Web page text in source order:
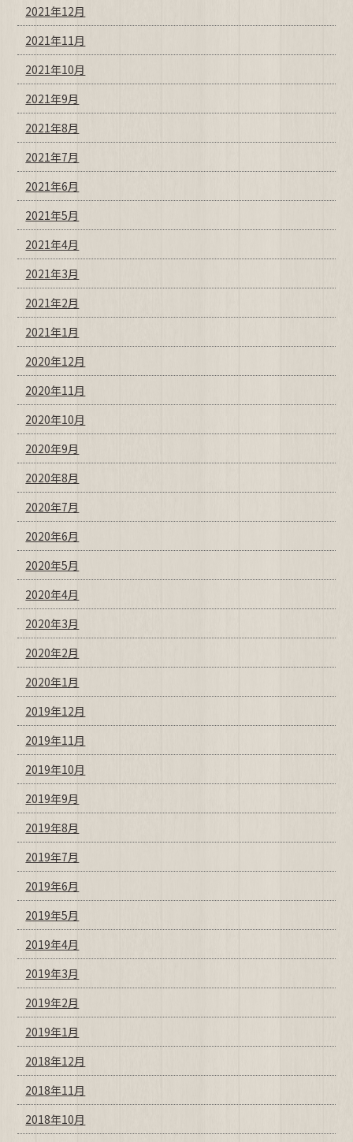
2021年12月
2021年11月
2021年10月
2021年9月
2021年8月
2021年7月
2021年6月
2021年5月
2021年4月
2021年3月
2021年2月
2021年1月
2020年12月
2020年11月
2020年10月
2020年9月
2020年8月
2020年7月
2020年6月
2020年5月
2020年4月
2020年3月
2020年2月
2020年1月
2019年12月
2019年11月
2019年10月
2019年9月
2019年8月
2019年7月
2019年6月
2019年5月
2019年4月
2019年3月
2019年2月
2019年1月
2018年12月
2018年11月
2018年10月